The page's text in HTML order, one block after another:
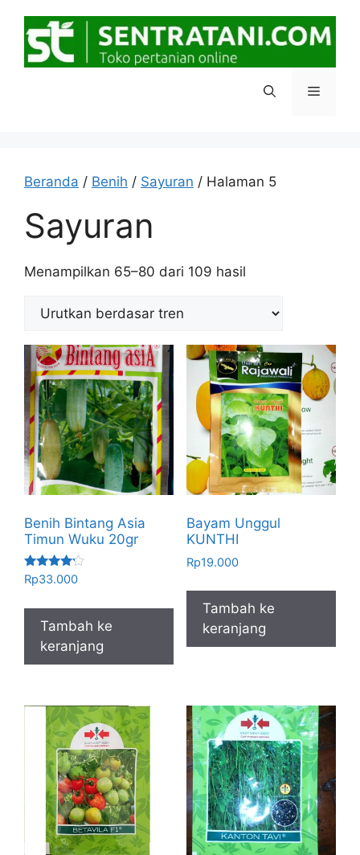
Menu
Beranda / Benih / Sayuran / Halaman 5
Sayuran
Menampilkan 65–80 dari 109 hasil
popularitas
Benih Bintang Asia
Timun Wuku 20gr
Dinilai
4.00
Rp33.000
Tambah ke
keranjang
Bayam Unggul
KUNTHI
Rp19.000
Tambah ke
keranjang